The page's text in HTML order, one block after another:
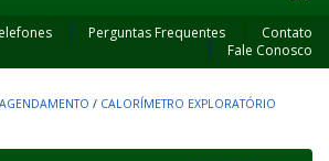
Perguntas Frequentes
Contato
Fale Conosco
AGENDAMENTO / CALORÍMETRO EXPLORATÓRIO